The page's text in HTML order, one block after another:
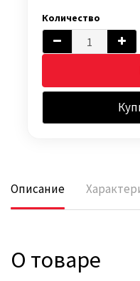
Количество
Описание
О товаре